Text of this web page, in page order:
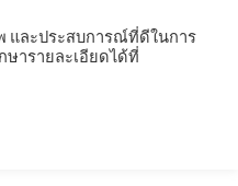
และประสบการณ์ที่ดีในการ
ารายละเอียดได้ที่